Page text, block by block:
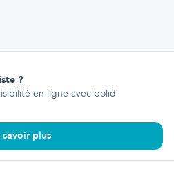
?
en ligne avec bolid
savoir plus